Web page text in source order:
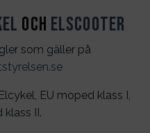
och Elscooter
som gäller på
EU moped klass I,
klass II.